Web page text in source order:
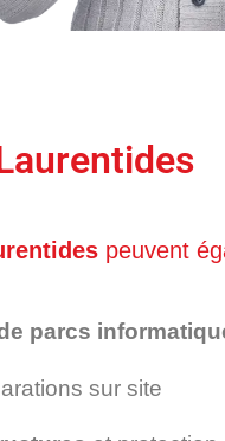
peuvent
parcs
sur site